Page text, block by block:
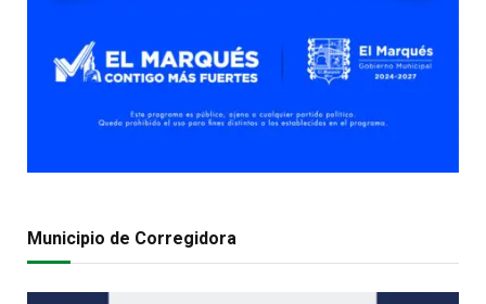
Municipio de Corregidora